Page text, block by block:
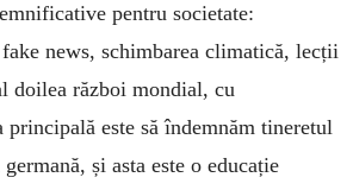
pentru societate:
news, schimbarea climatică, lecții
doilea război mondial, cu
este să îndemnăm tineretul
și asta este o educație